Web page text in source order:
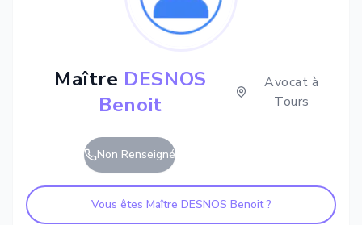
Maître DESNOS
Benoit
Avocat à
Tours
Non Renseigné
Vous êtes Maître DESNOS Benoit?